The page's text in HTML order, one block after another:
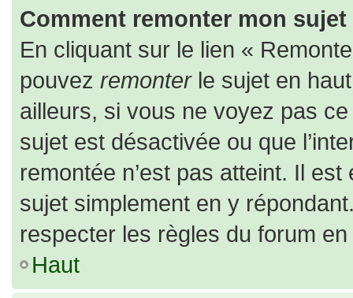
Comment remonter mon sujet
En cliquant sur le lien «
pouvez remonterle sujet en
ailleurs, si vous ne voyez pas
sujet est désactivée ou que
remontée n’est pas atteint. Il
sujet simplement en y
respecter les règles du forum
Haut